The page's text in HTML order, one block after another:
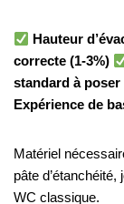
Hauteur
correcte (1-3%)
standard à poser
Expérience de
Matériel
pâte
WC classique.